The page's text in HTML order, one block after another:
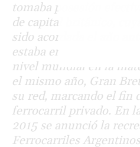
tomaba posesión
de capital británico,
sido acordada el año
estaba en línea con las
nivel mundial en la
el mismo año, Gran
su red, marcando el fin
ferrocarril privado. En
2015 se anunció la
Ferrocarriles